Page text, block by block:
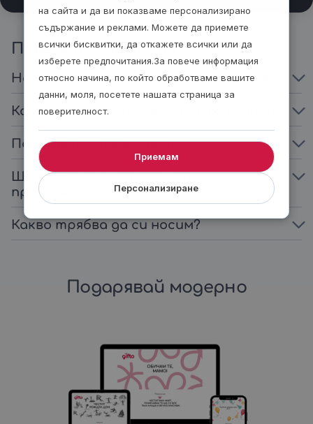
Повече информация
Необходим ли е предишен опит с каяк?
Колко време продължава разходката?
Подходящо ли е за деца?
Ще получим ли снимки от
преживяването?
Какво трябва да си носим?
Подарявай модерно
на сайта и да ви показваме персонализирано
съдържание и реклами. Можете да приемете
всички бисквитки, да откажете всички или да
изберете предпочитания.За повече информация
относно начина, по който обработваме вашите
данни, моля, посетете нашата страница за
поверителност.
Персонализиране
Приемам